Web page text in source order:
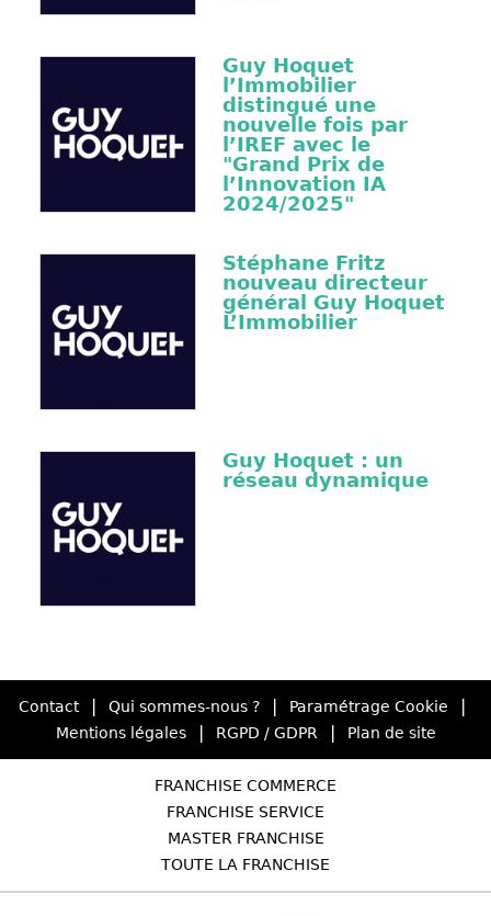
Guy Hoquet
l’Immobilier
distingué une
nouvelle fois par
l’IREF avec le
"Grand Prix de
l’Innovation IA
2024/2025"
Stéphane Fritz
nouveau directeur
général Guy Hoquet
L’Immobilier
Guy Hoquet : un
réseau dynamique
Contact Qui sommes-nous ? Paramétrage Cookie
Mentions légales RGPD / GDPR Plan de site
FRANCHISE COMMERCE
FRANCHISE SERVICE
MASTER FRANCHISE
TOUTE LA FRANCHISE